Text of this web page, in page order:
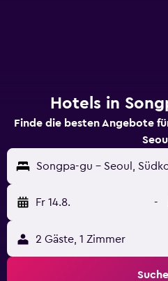
Hotels in
Finde die besten Angebote
Seoul
Songpa-gu - Seoul,
Fr 14.8. -
2 Gäste, 1 Zimmer